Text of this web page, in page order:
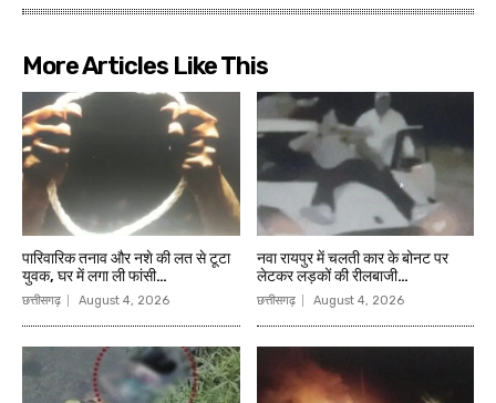
More Articles Like This
पारिवारिक तनाव और नशे की लत से टूटा
युवक, घर में लगा ली फांसी…
छत्तीसगढ़ August 4, 2026
नवा रायपुर में चलती कार के बोनट पर
लेटकर लड़कों की रीलबाजी…
छत्तीसगढ़ August 4, 2026